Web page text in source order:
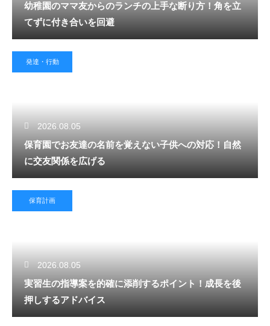
幼稚園のママ友からのランチの上手な断り方！角を立
てずに付き合いを回避
発達・行動
2026.08.05
保育園でお友達の名前を覚えない子供への対応！自然
に交友関係を広げる
保育計画
2026.08.05
実習生の指導案を的確に添削するポイント！成長を後
押しするアドバイス